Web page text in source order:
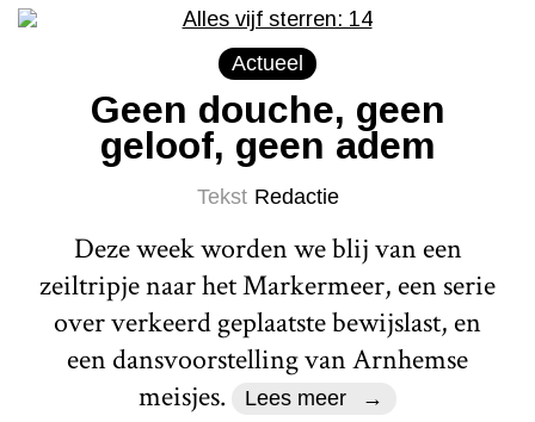
Actueel
Geen douche, geen
geloof, geen adem
Tekst Redactie
Deze week worden we blij van een
zeiltripje naar het Markermeer, een serie
over verkeerd geplaatste bewijslast, en
een dansvoorstelling van Arnhemse
meisjes.
Lees meer